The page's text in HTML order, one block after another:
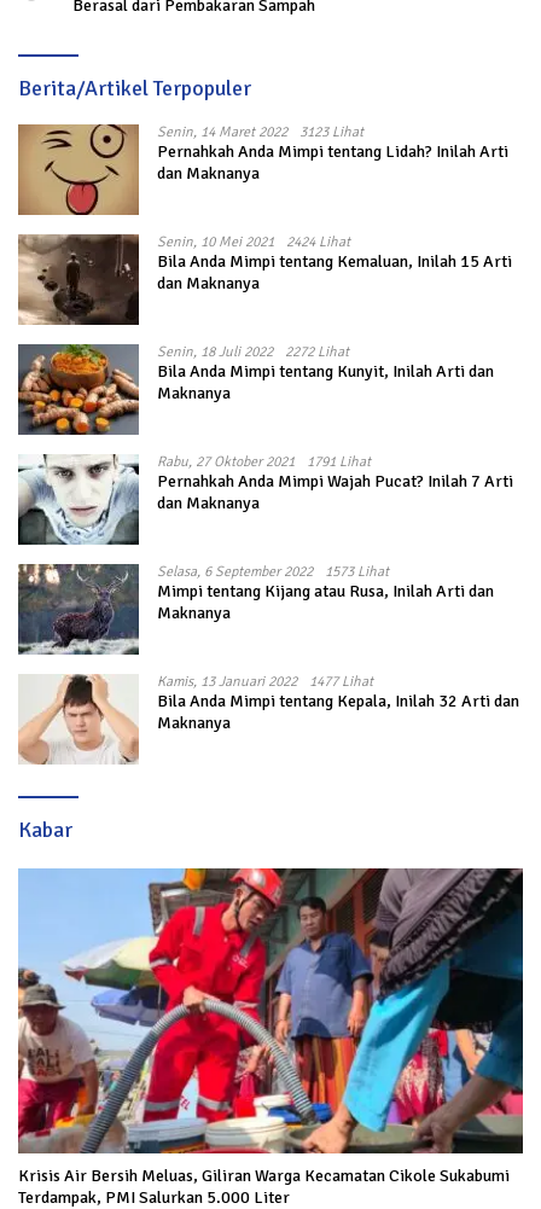
Berasal dari Pembakaran Sampah
Berita/Artikel Terpopuler
Senin, 14 Maret 2022 3123 Lihat
Pernahkah Anda Mimpi tentang Lidah? Inilah Arti
dan Maknanya
Senin, 10 Mei 2021 2424 Lihat
Bila Anda Mimpi tentang Kemaluan, Inilah 15 Arti
dan Maknanya
Senin, 18 Juli 2022 2272 Lihat
Bila Anda Mimpi tentang Kunyit, Inilah Arti dan
Maknanya
Rabu, 27 Oktober 2021 1791 Lihat
Pernahkah Anda Mimpi Wajah Pucat? Inilah 7 Arti
dan Maknanya
Selasa, 6 September 2022 1573 Lihat
Mimpi tentang Kijang atau Rusa, Inilah Arti dan
Maknanya
Kamis, 13 Januari 2022 1477 Lihat
Bila Anda Mimpi tentang Kepala, Inilah 32 Arti dan
Maknanya
Kabar
Krisis Air Bersih Meluas, Giliran Warga Kecamatan Cikole Sukabumi
Terdampak, PMI Salurkan 5.000 Liter